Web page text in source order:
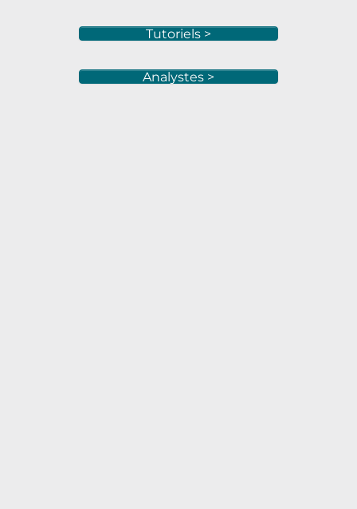
Tutoriels >
Analystes >